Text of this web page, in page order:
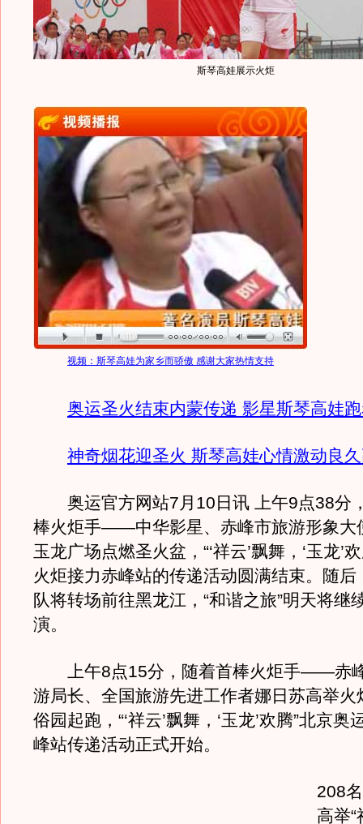
斯琴高娃展示火炬
视频：斯琴高娃为家乡而骄傲 感谢大家热情支持
奥运圣火结束内蒙传递 影星斯琴高娃
神奇烟花迎圣火 斯琴高娃心情激动良
奥运官方网站7月10日讯 上午9点38分
棒火炬手——中华影星、赤峰市旅游形象大
玉龙广场点燃圣火盆，“‘祥云’飘舞，‘玉龙’
火炬接力赤峰站的传递活动圆满结束。随后
队将转场前往黑龙江，“和谐之旅”明天将继
演。
上午8点15分，随着首棒火炬手——赤
游局长、全国旅游先进工作者娜日苏高举火
俗园起跑，“‘祥云’飘舞，‘玉龙’欢腾”北京奥
峰站传递活动正式开始。
208
高举“